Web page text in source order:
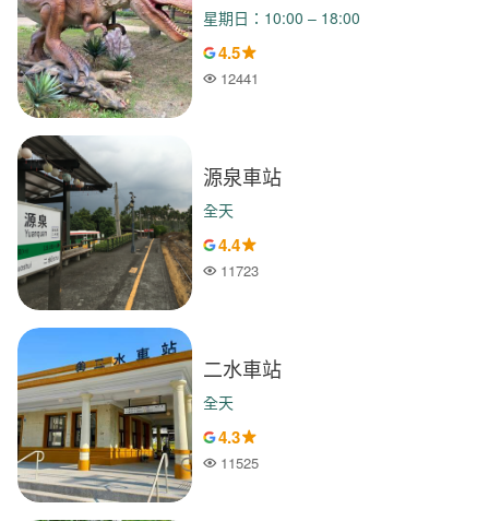
星期日：10:00 – 18:00
4.5
人氣
12441
源泉車站
全天
4.4
人氣
11723
二水車站
全天
4.3
人氣
11525